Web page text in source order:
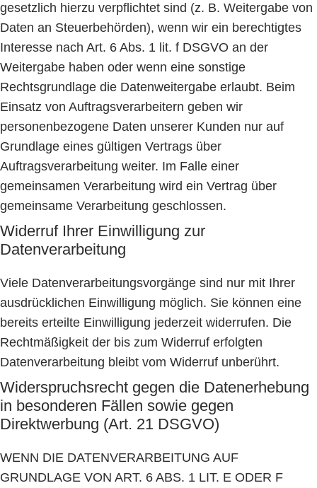
gesetzlich hierzu verpflichtet sind (z. B. Weitergabe von
Daten an Steuerbehörden), wenn wir ein berechtigtes
Interesse nach Art. 6 Abs. 1 lit. f DSGVO an der
Weitergabe haben oder wenn eine sonstige
Rechtsgrundlage die Datenweitergabe erlaubt. Beim
Einsatz von Auftragsverarbeitern geben wir
personenbezogene Daten unserer Kunden nur auf
Grundlage eines gültigen Vertrags über
Auftragsverarbeitung weiter. Im Falle einer
gemeinsamen Verarbeitung wird ein Vertrag über
gemeinsame Verarbeitung geschlossen.
Widerruf Ihrer Einwilligung zur
Datenverarbeitung
Viele Datenverarbeitungsvorgänge sind nur mit Ihrer
ausdrücklichen Einwilligung möglich. Sie können eine
bereits erteilte Einwilligung jederzeit widerrufen. Die
Rechtmäßigkeit der bis zum Widerruf erfolgten
Datenverarbeitung bleibt vom Widerruf unberührt.
Widerspruchsrecht gegen die Datenerhebung
in besonderen Fällen sowie gegen
Direktwerbung (Art. 21 DSGVO)
WENN DIE DATENVERARBEITUNG AUF
GRUNDLAGE VON ART. 6 ABS. 1 LIT. E ODER F